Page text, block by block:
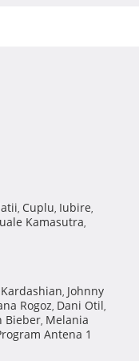
, Cuplu, Iubire,
Kamasutra,
, Johnny
Rogoz, Dani Otil,
Bieber, Melania
Antena 1